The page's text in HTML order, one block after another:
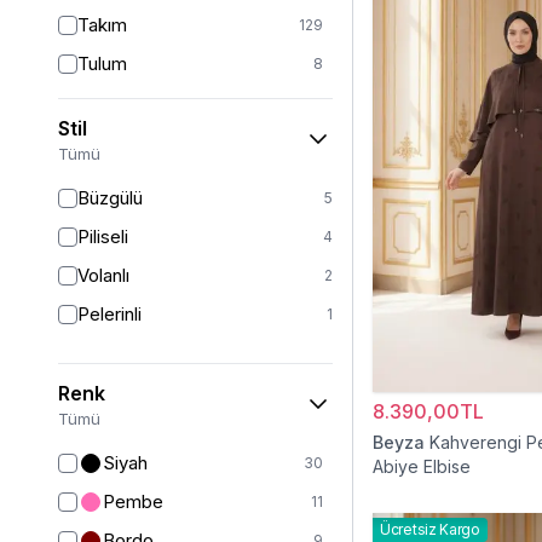
Takım 129
Tulum 8
Pantolon 151
Etek 19
Ferace 126
Kap & Pardesü
Trençkot
Hırka
Stil
Tümü
Büzgülü 5
Piliseli 4
Volanlı 2
Pelerinli 1
Renk
Tümü
Siyah 30
Pembe 11
8.390,00TL
Beyza Kahverengi
Abiye Elbise
Ücretsiz Kargo